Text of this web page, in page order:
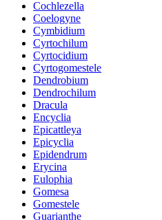
Cochlezella
Coelogyne
Cymbidium
Cyrtochilum
Cyrtocidium
Cyrtogomestele
Dendrobium
Dendrochilum
Dracula
Encyclia
Epicattleya
Epicyclia
Epidendrum
Erycina
Eulophia
Gomesa
Gomestele
Guarianthe